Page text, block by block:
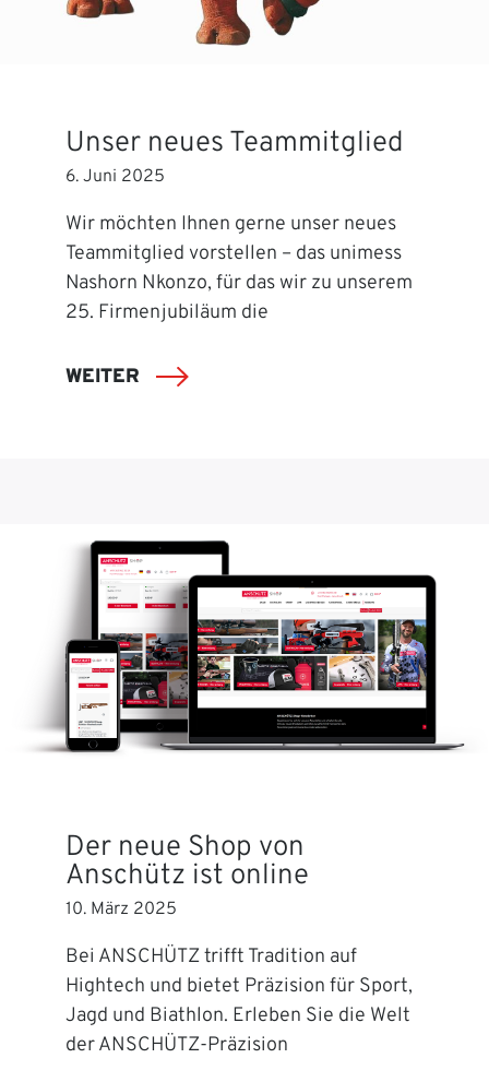
Unser neues Teammitglied
6. Juni 2025
Wir möchten Ihnen gerne unser neues
Teammitglied vorstellen – das unimess
Nashorn Nkonzo, für das wir zu unserem
25. Firmenjubiläum die
WEITER
Der neue Shop von
Anschütz ist online
10. März 2025
Bei ANSCHÜTZ trifft Tradition auf
Hightech und bietet Präzision für Sport,
Jagd und Biathlon. Erleben Sie die Welt
der ANSCHÜTZ-Präzision